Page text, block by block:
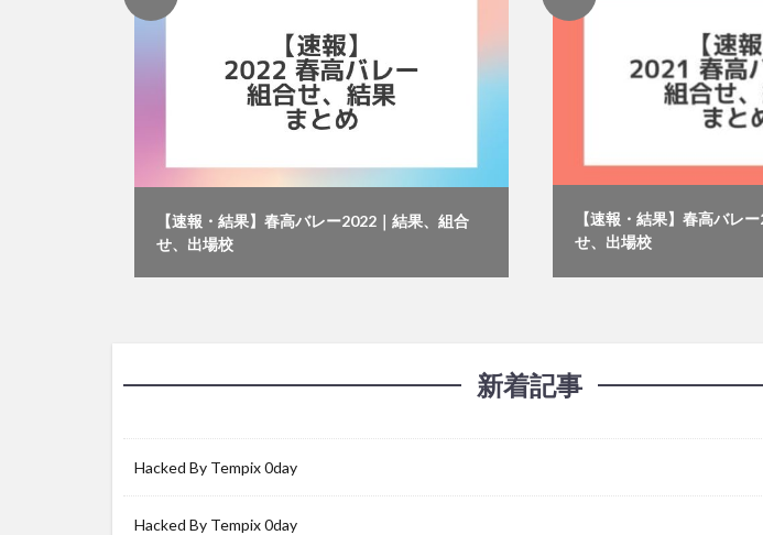
【速報・結果】春高バレー2022｜結果、組合
せ、出場校
【速報・結果】春高バレ
せ、出場校
新着記事
Hacked By Tempix 0day
Hacked By Tempix 0day